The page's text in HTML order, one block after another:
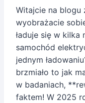
Witajcie na blogu
wyobrażacie
ładuje się w kilka
samochód
jednym
brzmiało to jak
w badaniach,
faktem! W 2025